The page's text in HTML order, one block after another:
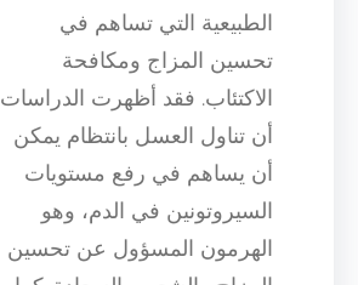
الطبيعية التي تساهم في
تحسين المزاج ومكافحة
الاكتئاب. فقد أظهرت الدراسات
أن تناول العسل بانتظام يمكن
أن يساهم في رفع مستويات
السيروتونين في الدم، وهو
الهرمون المسؤول عن تحسين